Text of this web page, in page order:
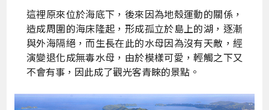
這裡原來位於海底下，後來因為地殼運動的關係，
造成周圍的海床隆起，形成孤立於島上的湖，逐漸
與外海隔絕，而生長在此的水母因為沒有天敵，經
演變退化成無毒水母，由於模樣可愛，輕觸之下又
不會有事，因此成了觀光客青睞的景點。